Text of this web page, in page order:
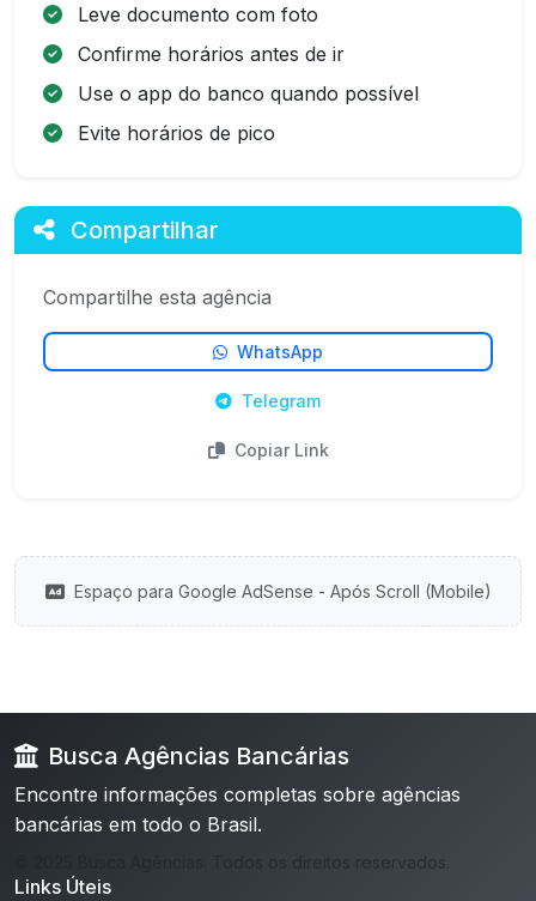
Leve documento com foto
Confirme horários antes de ir
Use o app do banco quando possível
Evite horários de pico
Compartilhar
Compartilhe esta agência
WhatsApp
Telegram
Copiar Link
Espaço para Google AdSense - Após Scroll (Mobile)
Busca Agências Bancárias
Encontre informações completas sobre agências
bancárias em todo o Brasil.
© 2025 Busca Agências. Todos os direitos reservados.
Links Úteis